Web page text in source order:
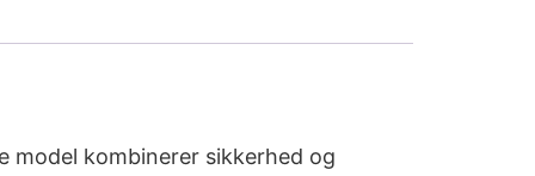
model kombinerer sikkerhed og